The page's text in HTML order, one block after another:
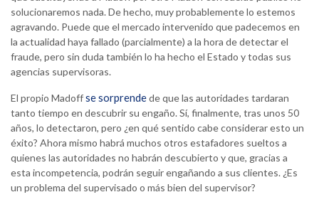
solucionaremos nada. De hecho, muy probablemente lo estemos
agravando. Puede que el mercado intervenido que padecemos en
la actualidad haya fallado (parcialmente) a la hora de detectar el
fraude, pero sin duda también lo ha hecho el Estado y todas sus
agencias supervisoras.
El propio Madoffse sorprendede que las autoridades tardaran
tanto tiempo en descubrir su engaño. Sí, finalmente, tras unos 50
años, lo detectaron, pero ¿en qué sentido cabe considerar esto un
éxito? Ahora mismo habrá muchos otros estafadores sueltos a
quienes las autoridades no habrán descubierto y que, gracias a
esta incompetencia, podrán seguir engañando a sus clientes. ¿Es
un problema del supervisado o más bien del supervisor?